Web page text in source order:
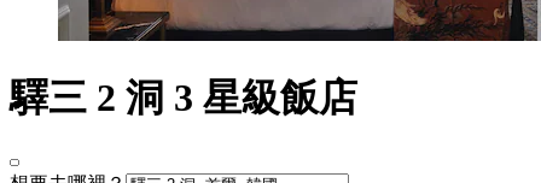
驛三 2 洞 3 星級飯店